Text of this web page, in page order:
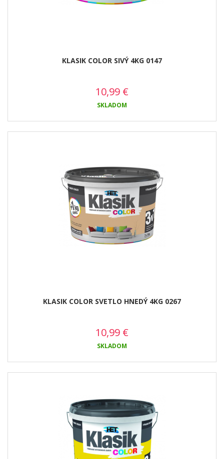
KLASIK COLOR SIVÝ 4KG 0147
10,99 €
SKLADOM
KLASIK COLOR SVETLO HNEDÝ 4KG 0267
10,99 €
SKLADOM